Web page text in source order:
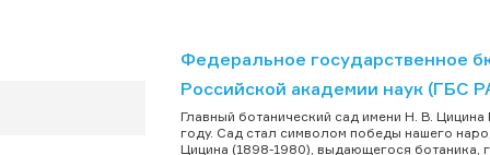
Федеральное государственное
Российской академии наук (ГБС
Главный ботанический сад имени Н. В.
году. Сад стал символом победы нашего
Цицина (1898-1980), выдающегося ботаника,